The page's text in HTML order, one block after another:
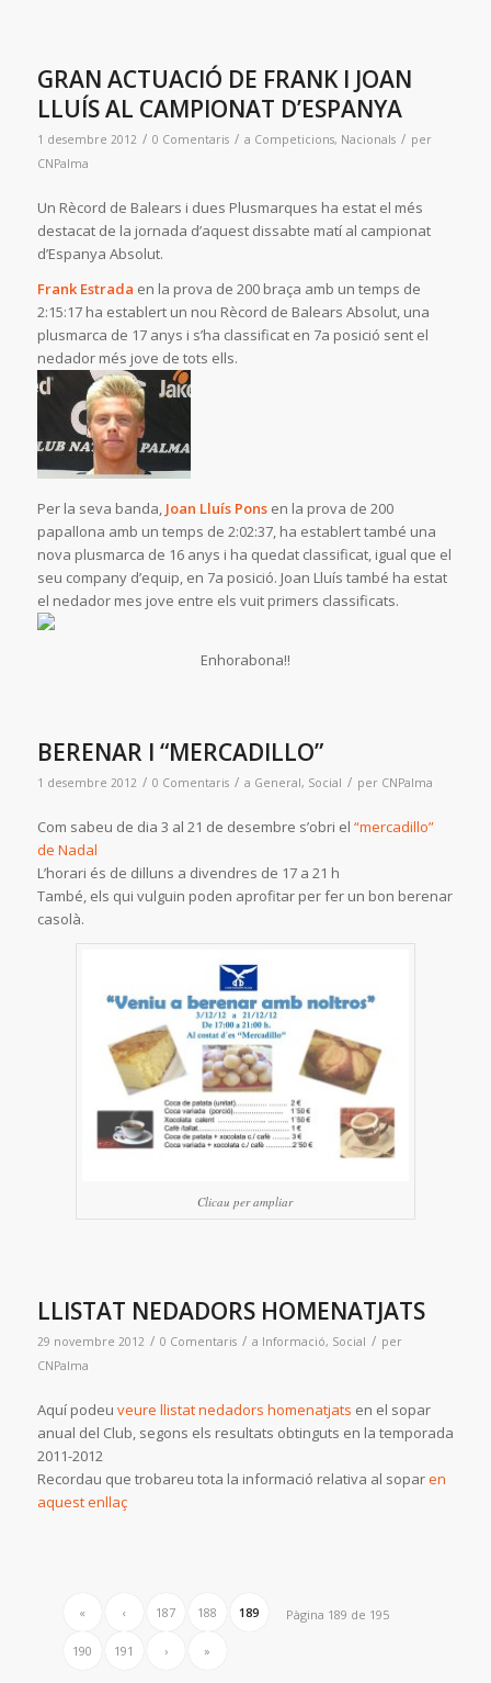
GRAN ACTUACIÓ DE FRANK I JOAN
LLUÍS AL CAMPIONAT D’ESPANYA
1 desembre 2012 / 0 Comentaris / a Competicions, Nacionals / per
CNPalma
Un Rècord de Balears i dues Plusmarques ha estat el més
destacat de la jornada d’aquest dissabte matí al campionat
d’Espanya Absolut.
Frank Estrada en la prova de 200 braça amb un temps de
2:15:17 ha establert un nou Rècord de Balears Absolut, una
plusmarca de 17 anys i s’ha classificat en 7a posició sent el
nedador més jove de tots ells.
Per la seva banda, Joan Lluís Ponsen la prova de 200
papallona amb un temps de 2:02:37, ha establert també una
nova plusmarca de 16 anys i ha quedat classificat, igual que el
seu company d’equip, en 7a posició. Joan Lluís també ha estat
el nedador mes jove entre els vuit primers classificats.
Enhorabona!!
BERENAR I “MERCADILLO”
1 desembre 2012 / 0 Comentaris / a General, Social / per CNPalma
Com sabeu de dia 3 al 21 de desembre s’obri el “mercadillo”
de Nadal
L’horari és de dilluns a divendres de 17 a 21 h
També, els qui vulguin poden aprofitar per fer un bon berenar
casolà.
Clicau per ampliar
LLISTAT NEDADORS HOMENATJATS
29 novembre 2012 / 0 Comentaris / a Informació, Social / per
CNPalma
Aquí podeu veure llistat nedadors homenatjats en el sopar
anual del Club, segons els resultats obtinguts en la temporada
2011-2012
Recordau que trobareu tota la informació relativa al soparen
aquest enllaç
Pàgina 189 de 195
« ‹ 187 188 189
190 191 › »